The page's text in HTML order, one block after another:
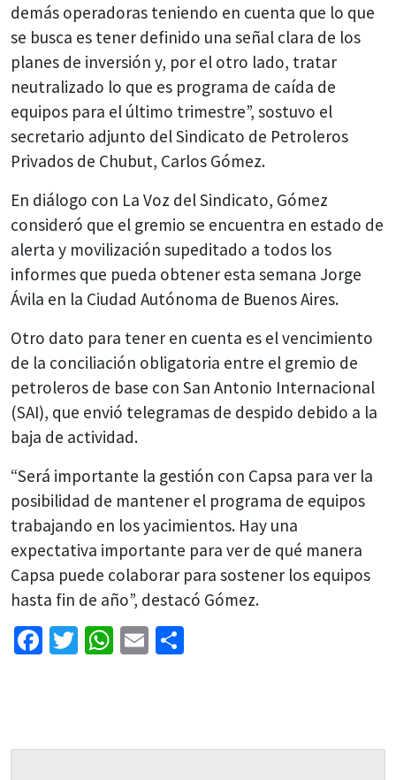
demás operadoras teniendo en cuenta que lo que
se busca es tener definido una señal clara de los
planes de inversión y, por el otro lado, tratar
neutralizado lo que es programa de caída de
equipos para el último trimestre”, sostuvo el
secretario adjunto del Sindicato de Petroleros
Privados de Chubut, Carlos Gómez.
En diálogo con La Voz del Sindicato, Gómez
consideró que el gremio se encuentra en estado de
alerta y movilización supeditado a todos los
informes que pueda obtener esta semana Jorge
Ávila en la Ciudad Autónoma de Buenos Aires.
Otro dato para tener en cuenta es el vencimiento
de la conciliación obligatoria entre el gremio de
petroleros de base con San Antonio Internacional
(SAI), que envió telegramas de despido debido a la
baja de actividad.
“Será importante la gestión con Capsa para ver la
posibilidad de mantener el programa de equipos
trabajando en los yacimientos. Hay una
expectativa importante para ver de qué manera
Capsa puede colaborar para sostener los equipos
hasta fin de año”, destacó Gómez.
Facebook
Twitter
WhatsApp
Email